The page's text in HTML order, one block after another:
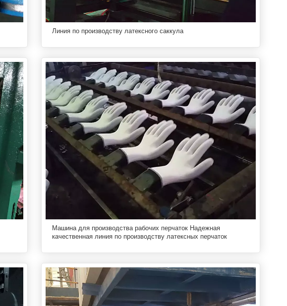
Линия по производству латексного саккула
Машина для производства рабочих перчаток Надежная
качественная линия по производству латексных перчаток